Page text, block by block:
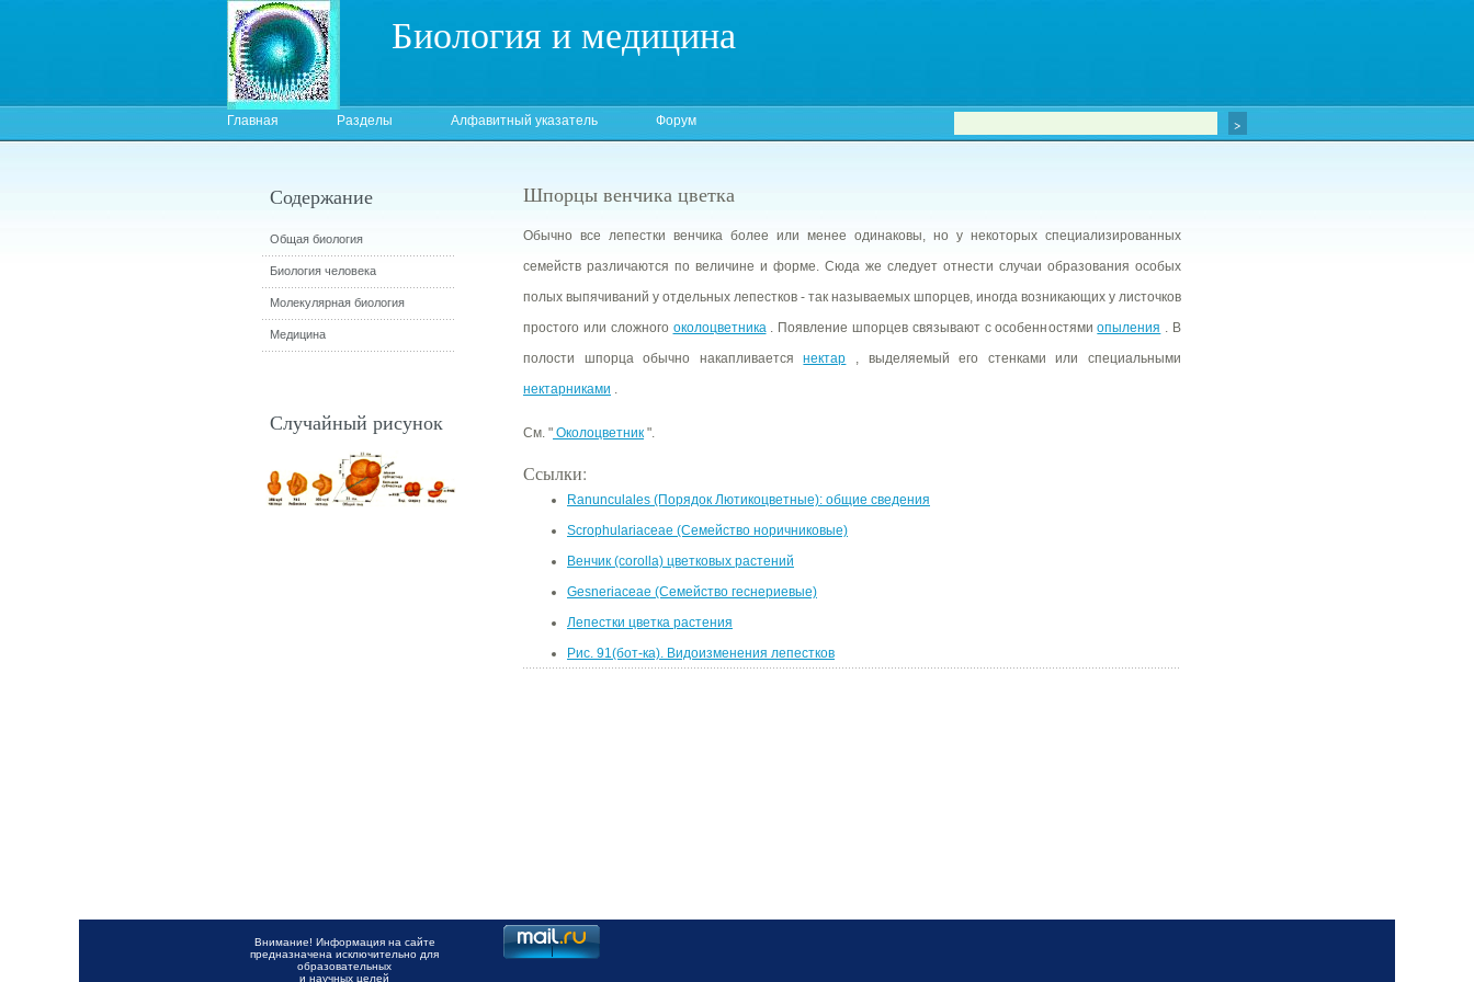
Биология и медицина
Главная Разделы Алфавитный указатель Форум
Шпорцы венчика цветка
Обычно все лепестки венчика более или менее одинаковы, но у некоторых специализированных
семейств различаются по величине и форме. Сюда же следует отнести случаи образования особых
полых выпячиваний у отдельных лепестков - так называемых шпорцев, иногда возникающих у листочков
простого или сложного околоцветника. Появление шпорцев связывают с особенностямиопыления . В
полости шпорца обычно накапливаетсянектар , выделяемый его стенками или специальными
нектарниками .
См. " Околоцветник ".
Ссылки:
Ranunculales (Порядок Лютикоцветные): общие сведения
Scrophulariaceae (Семейство норичниковые)
Венчик (corolla) цветковых растений
Gesneriaceae (Семейство геснериевые)
Лепестки цветка растения
Рис. 91(бот-ка). Видоизменения лепестков
Содержание
Общая биология
Биология человека
Молекулярная биология
Медицина
Случайный рисунок
Внимание! Информация на сайте
предназначена исключительно для
образовательных
и научных целей